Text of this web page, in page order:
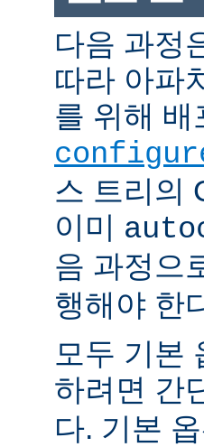
다음 과정
따라 아파
를 위해
스 트리의
이미
음 과정으
행해야 한
모두 기본
하려면 간
다. 기본